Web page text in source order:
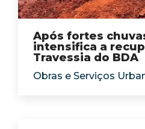
Após fortes
intensifica a
Travessia do BDA
Obras e Serviços